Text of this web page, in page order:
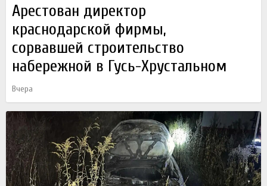
Арестован директор
краснодарской фирмы,
сорвавшей строительство
набережной в Гусь-Хрустальном
Вчера